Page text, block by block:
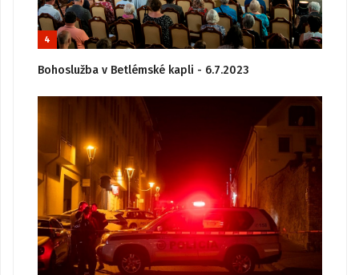
4
Bohoslužba v Betlémské kapli - 6.7.2023